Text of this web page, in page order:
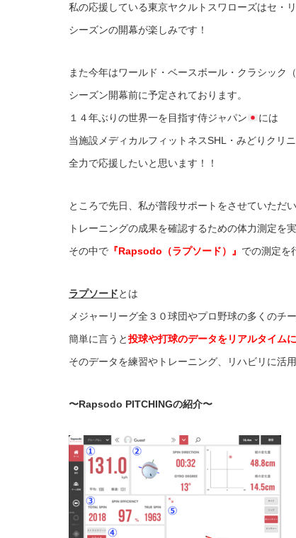
私の応援している東京ヤクルトスワローズはセ・
シーズンの開幕が楽しみです！
また今年はワールド・ベースボール・クラシック
シーズン開幕前に予定されております。
１４年ぶりの世界一を目指す侍ジャパン
には
当施設メディカルフィットネスSHL・みどりクリ
全力で応援したいと思います！！
ところで先日、私が普段サポートをさせていただ
トレーニングの成果を確認するための体力測定を実
その中で 『Rapsodo（ラプソード）』 での測定を
ラプソードとは
メジャーリーグ全３０球団やプロ野球の多くのチ
簡単に言うと投球や打球のデータをリアルタイム
そのデータを練習やトレーニング、リハビリに活
〜Rapsodo PITCHINGの紹介〜